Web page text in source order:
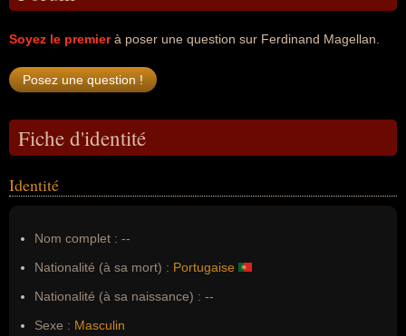
Soyez le premierà poser une question sur Ferdinand Magellan.
Fiche d'identité
Identité
Nom complet : --
Nationalité (à sa mort) : Portugaise
Nationalité (à sa naissance) : --
Sexe : Masculin